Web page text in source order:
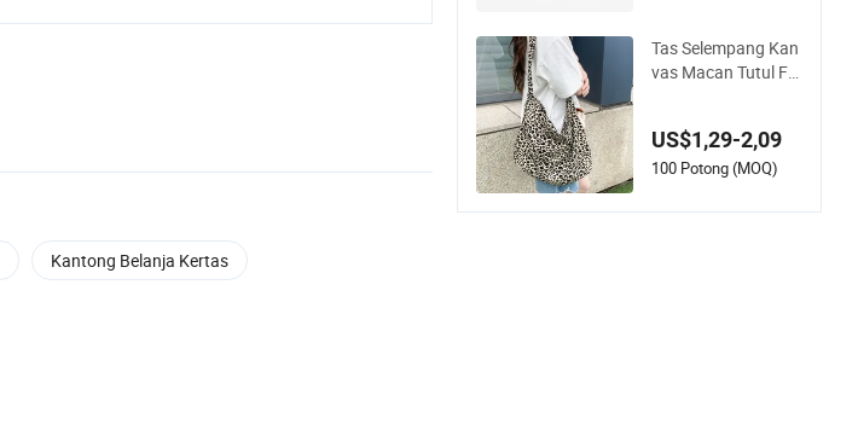
Kantong Belanja Kertas
Tas Selempang Kan
vas Macan Tutul Fa
US$1,29-2,09
100 Potong (MOQ)